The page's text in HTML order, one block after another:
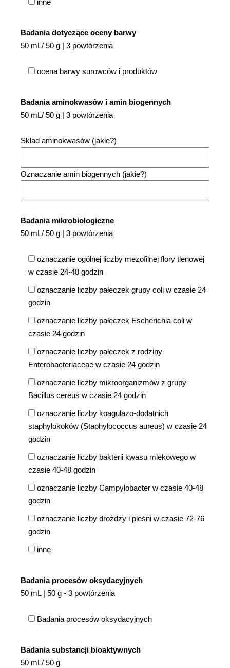
inne
Badania dotyczące oceny barwy
50 mL/ 50 g | 3 powtórzenia
ocena barwy surowców i produktów
Badania aminokwasów i amin biogennych
50 mL/ 50 g | 3 powtórzenia
Skład aminokwasów (jakie?)
Oznaczanie amin biogennych (jakie?)
Badania mikrobiologiczne
50 mL/ 50 g | 3 powtórzenia
oznaczanie ogólnej liczby mezofilnej flory tlenowej
w czasie 24-48 godzin
oznaczanie liczby pałeczek grupy coli w czasie 24
godzin
oznaczanie liczby pałeczek Escherichia coli w
czasie 24 godzin
oznaczanie liczby pałeczek z rodziny
Enterobacteriaceae w czasie 24 godzin
oznaczanie liczby mikroorganizmów z grupy
Bacillus cereus w czasie 24 godzin
oznaczanie liczby koagulazo-dodatnich
staphylokoków (Staphylococcus aureus) w czasie 24
godzin
oznaczanie liczby bakterii kwasu mlekowego w
czasie 40-48 godzin
oznaczanie liczby Campylobacter w czasie 40-48
godzin
oznaczanie liczby drożdży i pleśni w czasie 72-76
godzin
inne
Badania procesów oksydacyjnych
50 mL | 50 g - 3 powtórzenia
Badania procesów oksydacyjnych
Badania substancji bioaktywnych
50 mL/ 50 g